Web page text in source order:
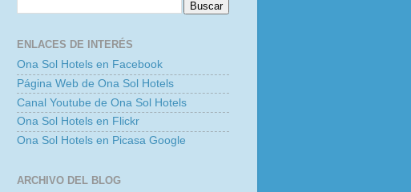
ENLACES DE INTERÉS
Ona Sol Hotels en Facebook
Página Web de Ona Sol Hotels
Canal Youtube de Ona Sol Hotels
Ona Sol Hotels en Flickr
Ona Sol Hotels en Picasa Google
ARCHIVO DEL BLOG